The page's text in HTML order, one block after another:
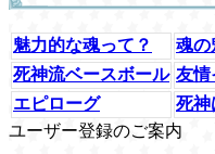
魅力的な魂って？
魂の
死神流ベースボール 友情
エピローグ
死神
ユーザー登録のご案内